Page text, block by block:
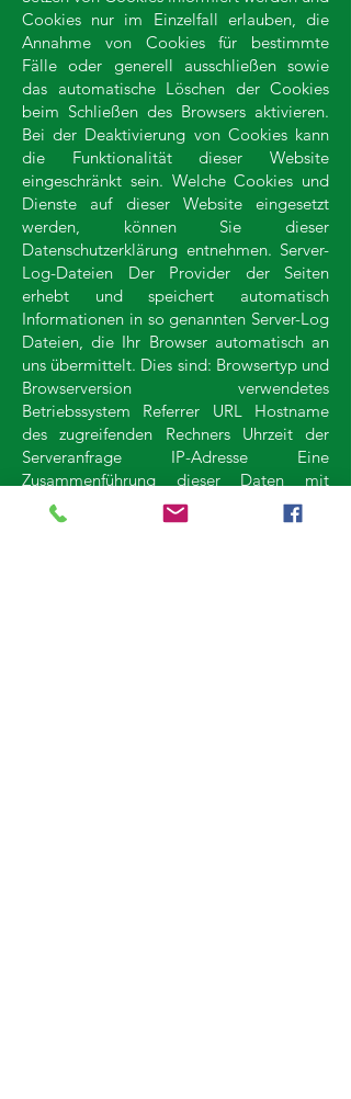
Cookies nur im Einzelfall erlauben, die
Annahme von Cookies für bestimmte
Fälle oder generell ausschließen sowie
das automatische Löschen der Cookies
beim Schließen des Browsers aktivieren.
Bei der Deaktivierung von Cookies kann
die Funktionalität dieser Website
eingeschränkt sein. Welche Cookies und
Dienste auf dieser Website eingesetzt
werden, können Sie dieser
Datenschutzerklärung entnehmen. Server-
Log-Dateien Der Provider der Seiten
erhebt und speichert automatisch
Informationen in so genannten Server-Log
Dateien, die Ihr Browser automatisch an
uns übermittelt. Dies sind: Browsertyp und
Browserversion verwendetes
Betriebssystem Referrer URL Hostname
des zugreifenden Rechners Uhrzeit der
Serveranfrage IP-Adresse Eine
Zusammenführung dieser Daten mit
anderen Datenquellen wird nicht
vorgenommen. Die Erfassung dieser